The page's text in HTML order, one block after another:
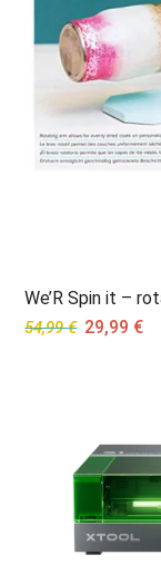
We’R Spin it –
54,99€ Original
29,99 €